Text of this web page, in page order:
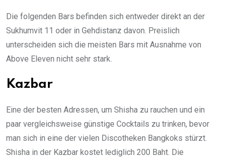
Die folgenden Bars befinden sich entweder direkt an der
Sukhumvit 11 oder in Gehdistanz davon. Preislich
unterscheiden sich die meisten Bars mit Ausnahme von
Above Eleven nicht sehr stark.
Kazbar
Eine der besten Adressen, um Shisha zu rauchen und ein
paar vergleichsweise günstige Cocktails zu trinken, bevor
man sich in eine der vielen Discotheken Bangkoks stürzt.
Shisha in der Kazbar kostet lediglich 200 Baht. Die